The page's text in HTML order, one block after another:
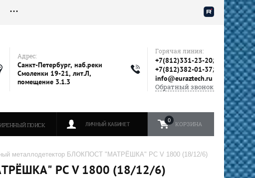
Адрес:
Санкт-Петербург, наб.реки
Смоленки 19-21, лит.Л,
помещение 3.1.3
Горячая линия:
+7(812)331-23-20;
+7(812)382-01-37;
info@euraztech.ru
Обратный звонок
КОРЗИНА
0
ЛИЧНЫЙ КАБИНЕТ
ПОИСК
металлодетектор БЛОКПОСТ "МАТРЁШКА" PC V 1800 (18/12/6)
PC V 1800 (18/12/6)